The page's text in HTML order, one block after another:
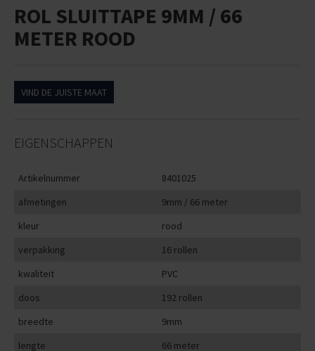
ROL SLUITTAPE 9MM / 66
METER ROOD
VIND DE JUISTE MAAT
EIGENSCHAPPEN
Artikelnummer
8401025
afmetingen
9mm / 66 meter
kleur
rood
verpakking
16 rollen
kwaliteit
PVC
doos
192 rollen
breedte
9mm
lengte
66 meter